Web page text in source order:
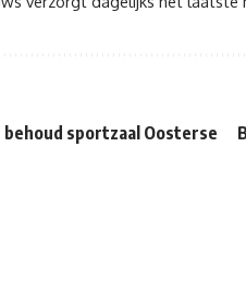
sportzaal Oosterse